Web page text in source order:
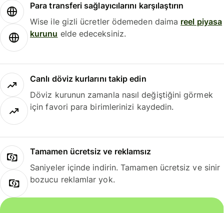
Para transferi sağlayıcılarını karşılaştırın
Wise ile gizli ücretler ödemeden daima reel piyasa
kurunu elde edeceksiniz.
Canlı döviz kurlarını takip edin
Döviz kurunun zamanla nasıl değiştiğini görmek
için favori para birimlerinizi kaydedin.
Tamamen ücretsiz ve reklamsız
Saniyeler içinde indirin. Tamamen ücretsiz ve sinir
bozucu reklamlar yok.